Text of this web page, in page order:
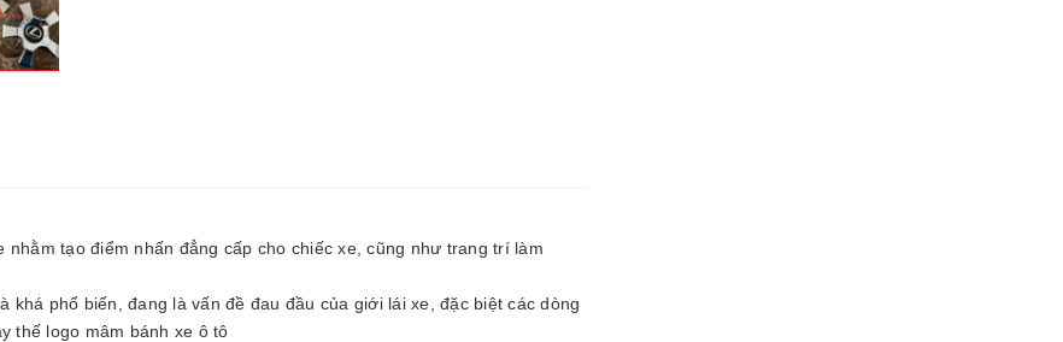
tạo điểm nhấn đẳng cấp cho chiếc xe, cũng như trang trí làm
khá phổ biến, đang là vấn đề đau đầu của giới lái xe, đặc biệt các dòng
thế logo mâm bánh xe ô tô